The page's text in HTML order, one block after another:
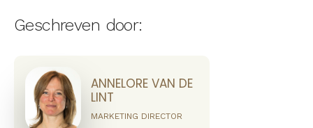
Geschreven door:
ANNELORE VAN DE
LINT
MARKETING DIRECTOR